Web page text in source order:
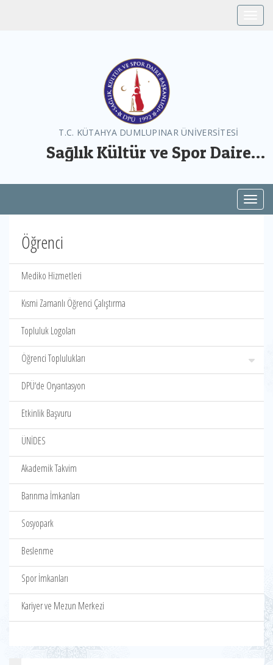
T.C. KÜTAHYA DUMLUPINAR ÜNİVERSİTESİ
Sağlık Kültür ve Spor Daire
Öğrenci
Mediko Hizmetleri
Kısmi Zamanlı Öğrenci Çalıştırma
Topluluk Logoları
Öğrenci Toplulukları
DPÜ‘de Oryantasyon
Etkinlik Başvuru
ÜNİDES
Akademik Takvim
Barınma İmkanları
Sosyopark
Beslenme
Spor İmkanları
Kariyer ve Mezun Merkezi